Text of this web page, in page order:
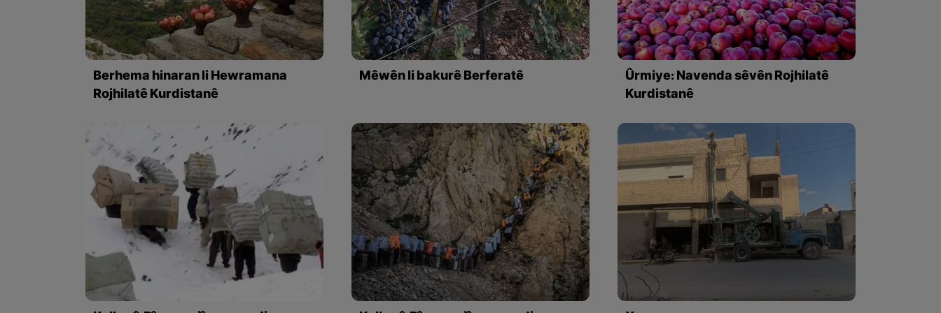
Berhema hinaran li Hewramana
Rojhilatê Kurdistanê
Mêwên li bakurê Berferatê
Ûrmiye: Navenda sêvên Rojhilatê
Kurdistanê